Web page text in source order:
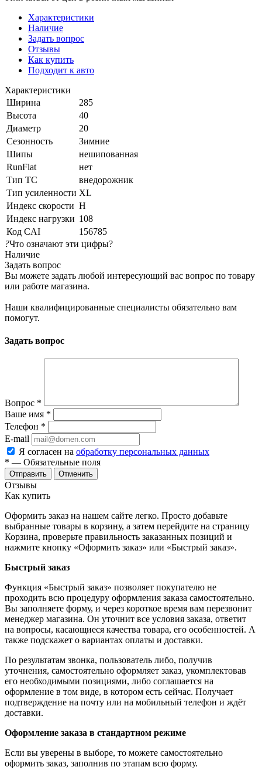
Характеристики
Наличие
Задать вопрос
Отзывы
Как купить
Подходит к авто
Характеристики
Ширина
285
Высота
40
Диаметр
20
Сезонность
Зимние
Шипы
нешипованная
RunFlat
нет
Тип ТС
внедорожник
Тип усиленности XL
Индекс скорости H
Индекс нагрузки 108
Код CAI
156785
?Что означают эти цифры?
Наличие
Задать вопрос
Вы можете задать любой интересующий вас вопрос по товару
или работе магазина.
Наши квалифицированные специалисты обязательно вам
помогут.
Задать вопрос
Вопрос *
Ваше имя *
Телефон *
E-mail
Я согласен на обработку персональных данных
* — Обязательные поля
Отменить
Отзывы
Как купить
Оформить заказ на нашем сайте легко. Просто добавьте
выбранные товары в корзину, а затем перейдите на страницу
Корзина, проверьте правильность заказанных позиций и
нажмите кнопку «Оформить заказ» или «Быстрый заказ».
Быстрый заказ
Функция «Быстрый заказ» позволяет покупателю не
проходить всю процедуру оформления заказа самостоятельно.
Вы заполняете форму, и через короткое время вам перезвонит
менеджер магазина. Он уточнит все условия заказа, ответит
на вопросы, касающиеся качества товара, его особенностей. А
также подскажет о вариантах оплаты и доставки.
По результатам звонка, пользователь либо, получив
уточнения, самостоятельно оформляет заказ, укомплектовав
его необходимыми позициями, либо соглашается на
оформление в том виде, в котором есть сейчас. Получает
подтверждение на почту или на мобильный телефон и ждёт
доставки.
Оформление заказа в стандартном режиме
Если вы уверены в выборе, то можете самостоятельно
оформить заказ, заполнив по этапам всю форму.